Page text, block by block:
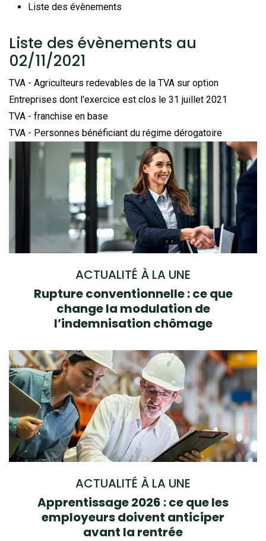
Liste des évènements
Liste des évènements au
02/11/2021
TVA - Agriculteurs redevables de la TVA sur option
Entreprises dont l'exercice est clos le 31 juillet 2021
TVA - franchise en base
TVA - Personnes bénéficiant du régime dérogatoire
ACTUALITÉ À LA UNE
Rupture conventionnelle : ce que
change la modulation de
l’indemnisation chômage
ACTUALITÉ À LA UNE
Apprentissage 2026 : ce que les
employeurs doivent anticiper
avant la rentrée